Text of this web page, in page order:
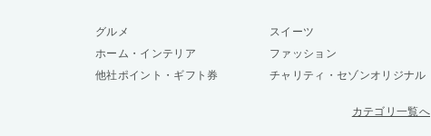
グルメ
スイーツ
ホーム・インテリア
ファッション
他社ポイント・ギフト券 チャリティ・セゾンオリジナル
カテゴリ一覧へ